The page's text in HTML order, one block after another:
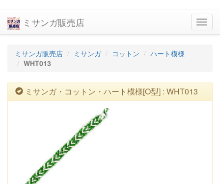
ミサンガ販売店
ミサンガ販売店 ミサンガ コットン
ハート模様
WHT013
ミサンガ・コットン・ハート模様[O型] : WHT013